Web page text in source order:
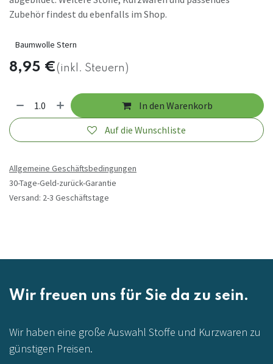
Zubehör findest du ebenfalls im Shop.
Baumwolle Stern
8,95 €(inkl. Steuern)
In den Warenkorb
Auf die Wunschliste
Allgemeine Geschäftsbedingungen
30-Tage-Geld-zurück-Garantie
Versand: 2-3 Geschäftstage
Wir freuen uns für Sie da zu sein.
Wir haben eine große Auswahl Stoffe und Kurzwaren zu
günstigen Preisen.